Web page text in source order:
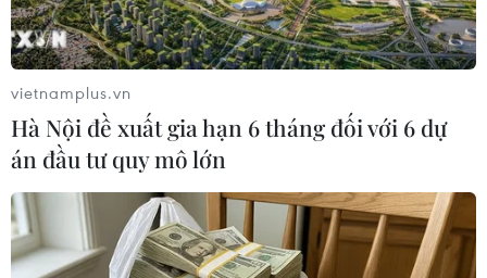
vietnamplus.vn
Hà Nội đề xuất gia hạn 6 tháng đối với 6 dự
án đầu tư quy mô lớn